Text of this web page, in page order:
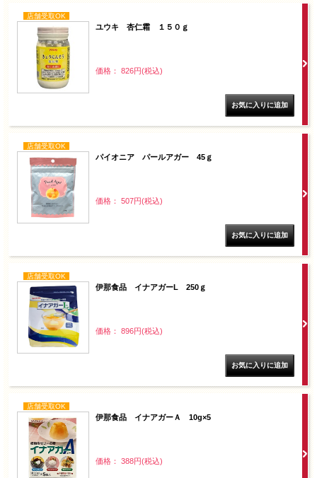
店舗受取OK
ユウキ 杏仁霜 １５０ｇ
価格： 826円(税込)
店舗受取OK
パイオニア パールアガー 45ｇ
価格： 507円(税込)
店舗受取OK
伊那食品 イナアガーL 250ｇ
価格： 896円(税込)
店舗受取OK
伊那食品 イナアガーＡ 10g×5
価格： 388円(税込)